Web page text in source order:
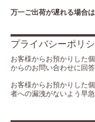
万一ご出荷が遅れる場合
プライバシーポリ
お客様からお預かりした
からのお問い合わせに回
お客様からお預かりした
者への漏洩がないよう早急